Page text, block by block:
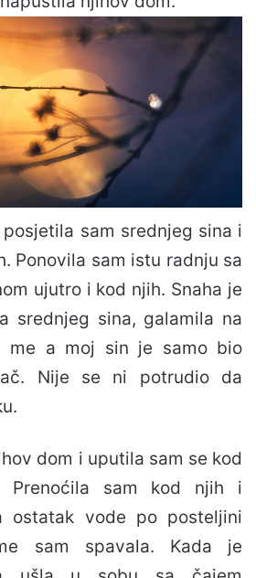
sam srednjeg sina i
Ponovila sam istu radnju sa
ujutro i kod njih. Snaha je
srednjeg sina, galamila na
me a moj sin je samo bio
Nije se ni potrudio da
dom i uputila sam se kod
Prenoćila sam kod njih i
ostatak vode po posteljini
sam spavala. Kada je